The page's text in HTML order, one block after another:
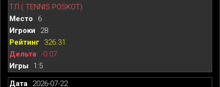
ТЛ ( TENNIS POSKOT)
6
28
326.31
-0.07
1:5
2026-07-22